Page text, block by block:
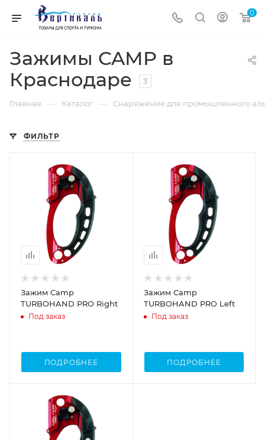
0
Зажимы CAMP в
Краснодаре
3
Главная — Каталог — Снаряжение для промышленного
ФИЛЬТР
Зажим Camp
TURBOHAND PRO Right
Под заказ
ПОДРОБНЕЕ
Зажим Camp
TURBOHAND PRO Left
Под заказ
ПОДРОБНЕЕ